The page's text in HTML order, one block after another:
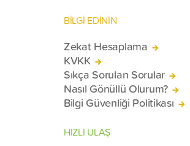
BİLGİ EDİNİN
Zekat Hesaplama
KVKK
Sıkça Sorulan Sorular
Nasıl Gönüllü Olurum?
Bilgi Güvenliği Politikası
HIZLI ULAŞ